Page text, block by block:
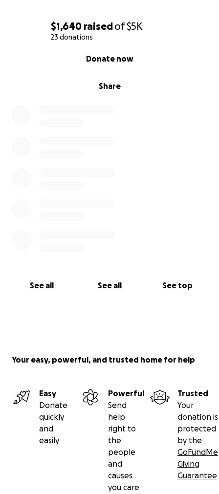
$1,640 raisedof$5K
23 donations
Share
Donate now
See all See all See top
Your easy, powerful, and trusted home for help
Easy
Donate
quickly
and
easily
Powerful
Send
help
right to
the
people
and
causes
you care
Trusted
Your
donation is
protected
by the
GoFundMe
Giving
Guarantee